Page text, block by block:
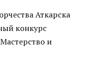
Аткарска
конкурс
и